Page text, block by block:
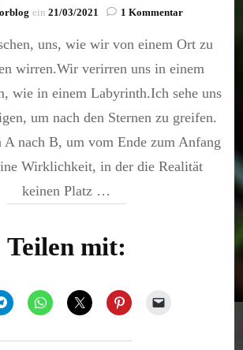
ein 21/03/2021 1 Kommentarzu
siehst
uns, wie wir von einem Ort zu
wirren.Wir verirren uns in einem
wie in einem Labyrinth.Ich sehe uns
um nach den Sternen zu greifen.
A nach B, um vom Ende zum Anfang
Wirklichkeit, in der die Realität
keinen Platz …
Teilen mit: